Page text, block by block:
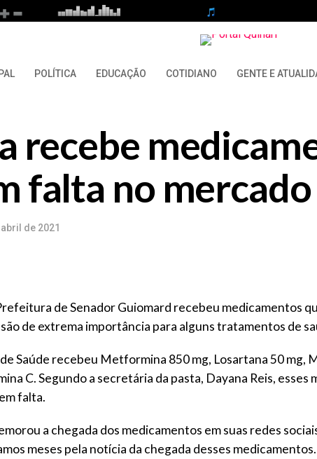
POLÍTICA EDUCAÇÃO COTIDIANO GENTE E
recebe
falta no mercado
de 2021
de Senador Guiomard recebeu medicamentos
de extrema importância para alguns tratamentos de
Saúde recebeu Metformina 850 mg, Losartana 50 mg,
C. Segundo a secretária da pasta, Dayana Reis, esses
falta.
a chegada dos medicamentos em suas redes
meses pela notícia da chegada desses